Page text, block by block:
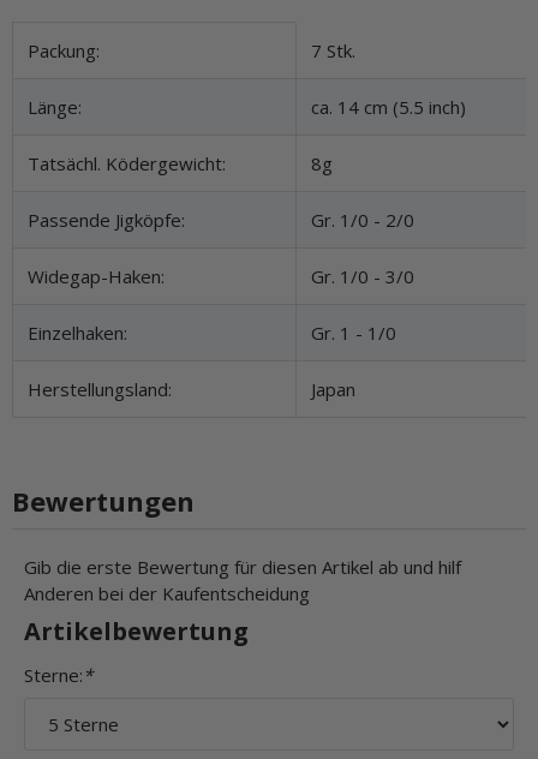
Produkteigenschaft
Wert
Packung: 7 Stk.
Länge: ca. 14 cm (5.5 inch)
Tatsächl. Ködergewicht: 8g
Passende Jigköpfe: Gr. 1/0 - 2/0
Widegap-Haken: Gr. 1/0 - 3/0
Einzelhaken: Gr. 1 - 1/0
Herstellungsland: Japan
Bewertungen
Gib die erste Bewertung für diesen Artikel ab und hilf
Anderen bei der Kaufentscheidung
Artikelbewertung
Sterne: *